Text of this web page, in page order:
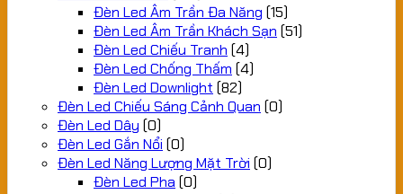
Đèn Led Âm Trần Đa Năng (15)
Đèn Led Âm Trần Khách Sạn (51)
Đèn Led Chiếu Tranh (4)
Đèn Led Chống Thấm (4)
Đèn Led Downlight (82)
Đèn Led Chiếu Sáng Cảnh Quan (0)
Đèn Led Dây (0)
Đèn Led Gắn Nổi (0)
Đèn Led Năng Lượng Mặt Trời (0)
Đèn Led Pha (0)